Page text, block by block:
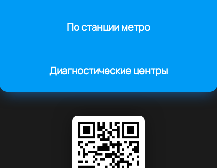
По станции метро
Диагностические центры